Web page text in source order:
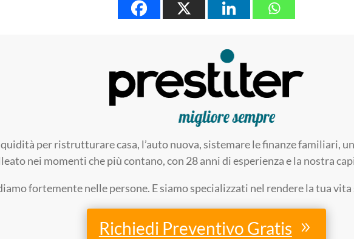
per ristrutturare casa, l’auto nuova, sistemare le finanze familiari,
nei momenti che più contano, con 28 anni di esperienza e la nostra
fortemente nelle persone. E siamo specializzati nel rendere la tua
Richiedi Preventivo Gratis